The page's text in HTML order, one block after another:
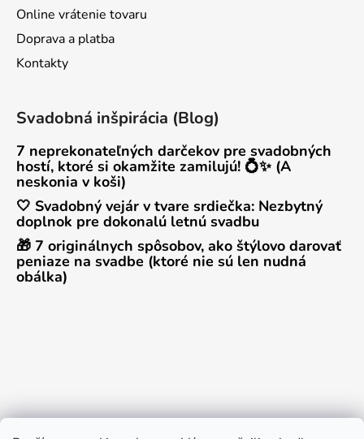
Online vrátenie tovaru
Doprava a platba
Kontakty
Svadobná inšpirácia (Blog)
7 neprekonateľných darčekov pre svadobných
hostí, ktoré si okamžite zamilujú! 💍✨ (A
neskonia v koši)
🤍 Svadobný vejár v tvare srdiečka: Nezbytný
doplnok pre dokonalú letnú svadbu
🎁 7 originálnych spôsobov, ako štýlovo darovať
peniaze na svadbe (ktoré nie sú len nudná
obálka)